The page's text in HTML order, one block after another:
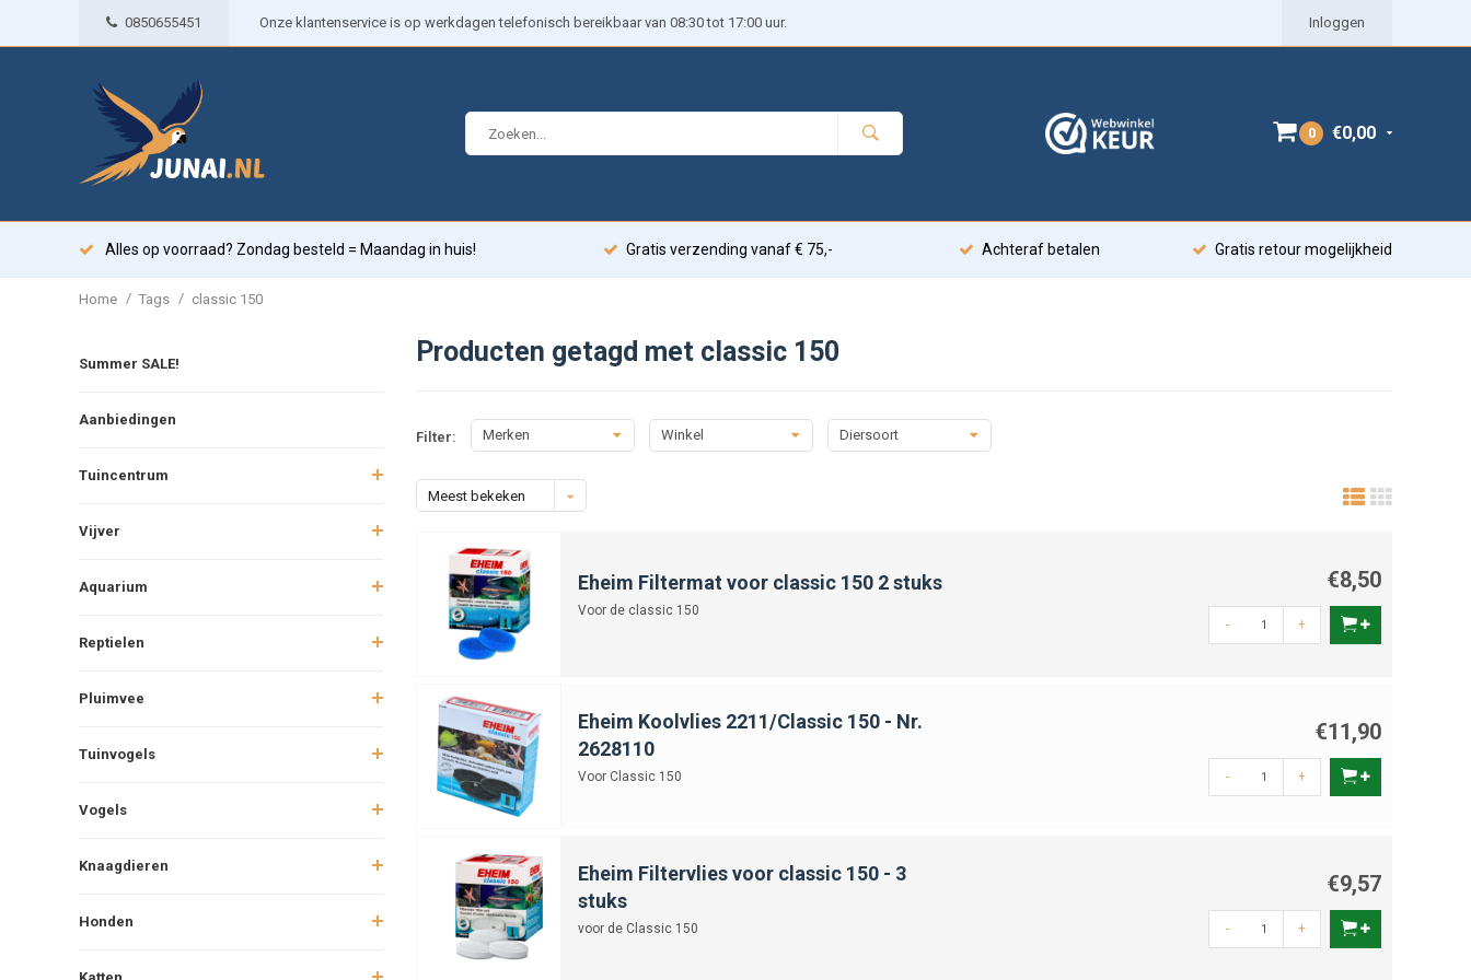
0850655451 Onze klantenservice is op werkdagen telefonisch bereikbaar van 08:30 tot 17:00 uur. Inloggen
0 €0,00
Alles op voorraad? Zondag besteld = Maandag in huis! Gratis verzending vanaf € 75,- Achteraf betalen Gratis retour mogelijkheid
Home / Tags / classic 150
Summer SALE!
Aanbiedingen
Tuincentrum
Vijver
Aquarium
Reptielen
Pluimvee
Tuinvogels
Vogels
Knaagdieren
Honden
Producten getagd met classic 150
Filter: Merken Winkel Diersoort
Meest bekeken
Eheim Filtermat voor classic 150 2 stuks
Voor de classic 150
€8,50
- +
Eheim Koolvlies 2211/Classic 150 - Nr.
2628110
Voor Classic 150
€11,90
- +
Eheim Filtervlies voor classic 150 - 3
stuks
voor de Classic 150
€9,57
- +